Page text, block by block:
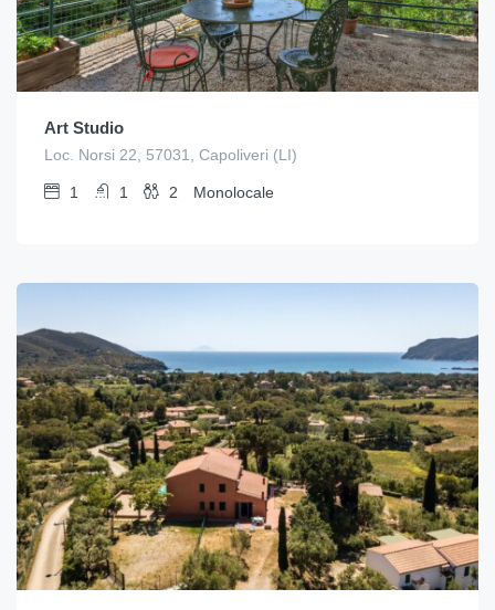
Art Studio
Loc. Norsi 22, 57031, Capoliveri (LI)
1 1 2 Monolocale